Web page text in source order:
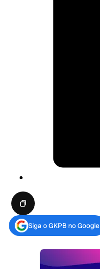
Siga o GKPB no Google